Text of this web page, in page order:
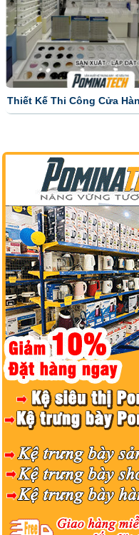
Thiết Kế Thi Công Cửa